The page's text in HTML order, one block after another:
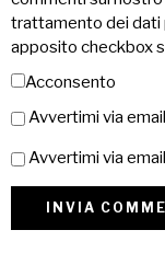
trattamento dei dati
apposito checkbox
Acconsento
Avvertimi via
Avvertimi via